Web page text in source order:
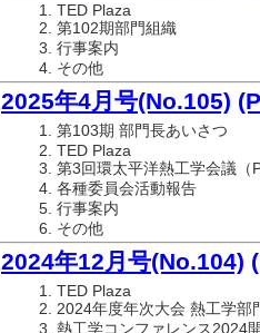
TED Plaza
第102期部門組織
行事案内
その他
2025年4月号(No.105)
第103期 部門長あいさつ
TED Plaza
第3回環太平洋熱工学会議（
各種委員会活動報告
行事案内
その他
2024年12月号(No.104)
TED Plaza
2024年度年次大会 熱工学部
熱工学コンファレンス2024